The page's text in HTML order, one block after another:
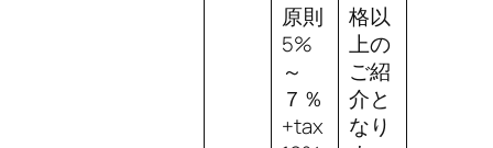
原則
5%
～
７％
+tax
格以
上の
ご紹
介と
なり